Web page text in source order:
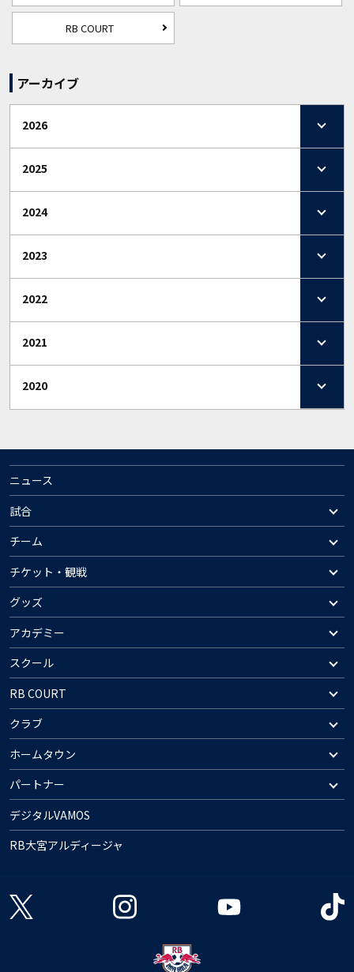
RB COURT
アーカイブ
2026
2025
2024
2023
2022
2021
2020
ニュース
試合
チーム
チケット・観戦
グッズ
アカデミー
スクール
RB COURT
クラブ
ホームタウン
パートナー
デジタルVAMOS
RB大宮アルディージャ